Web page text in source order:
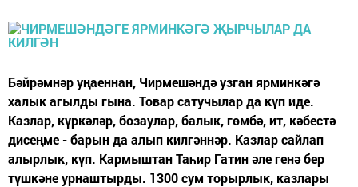
Бәйрәмнәр уңаеннан, Чирмешәндә узган ярминкәгә
халык агылды гына. Товар сатучылар да күп иде.
Казлар, күркәләр, бозаулар, балык, гөмбә, ит, кәбестә
дисеңме - барын да алып килгәннәр. Казлар сайлап
алырлык, күп. Кармыштан Таһир Гатин әле генә бер
түшкәне урнаштырды. 1300 сум торырлык, казлары